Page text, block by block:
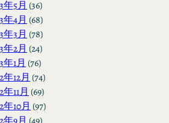
年5月 (36)
年4月 (68)
年3月 (78)
年2月 (24)
年1月 (76)
年12月 (74)
年11月 (69)
年10月 (97)